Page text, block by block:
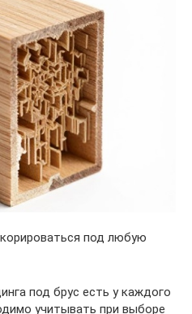
под любую
под брус есть у каждого
учитывать при выборе